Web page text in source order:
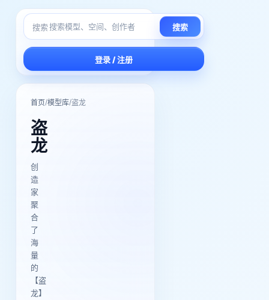
搜索 搜索
登录 / 注册
首页/模型库/盗龙
盗
龙
创
造
家
聚
合
了
海
量
的
【盗
龙】